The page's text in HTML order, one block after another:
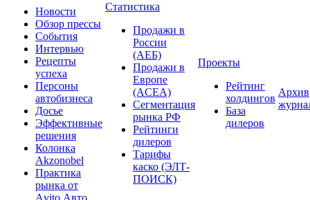
Новости
Обзор прессы
События
Интервью
Рецепты
успеха
Персоны
автобизнеса
Досье
Эффективные
решения
Колонка
Akzonobel
Практика
рынка от
Аvito Авто
Статистика
Продажи в
России
(АЕБ)
Продажи в
Европе
(ACEA)
Сегментация
рынка РФ
Рейтинги
дилеров
Тарифы
каско (ЭЛТ-
ПОИСК)
Проекты
Рейтинг
холдингов
База
дилеров
Архив